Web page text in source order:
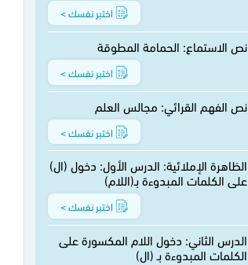
اختبر نفسك >
نص الاستماع: الحمامة المطوقة
اختبر نفسك >
نص الفهم القرائي: مجالس العلم
اختبر نفسك >
الظاهرة الإملائية: الدرس الأول: دخول (ال)
على الكلمات المبدوءة بـ(اللام)
اختبر نفسك >
الدرس الثاني: دخول اللام المكسورة على
الكلمات المبدوءة بـ (ال)